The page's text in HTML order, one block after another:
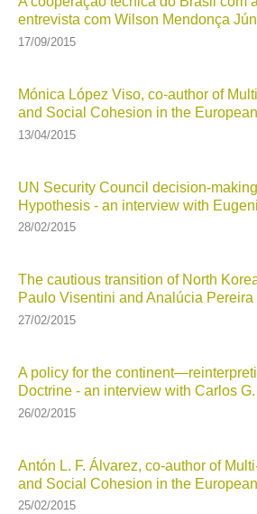
entrevista com Wilson Mendonça
17/09/2015
Mónica López Viso, co-author of
and Social Cohesion in the
13/04/2015
UN Security Council decision-
Hypothesis - an interview with
28/02/2015
The cautious transition of North
Paulo Visentini and Analúcia Pereira
27/02/2015
A policy for the
Doctrine - an interview with Carlos G.
26/02/2015
Antón L. F. Álvarez, co-author of
and Social Cohesion in the
25/02/2015